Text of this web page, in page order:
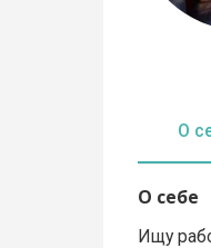
О
О себе
Ищу